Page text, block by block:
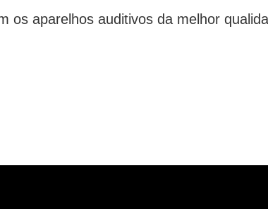
os aparelhos auditivos da melhor